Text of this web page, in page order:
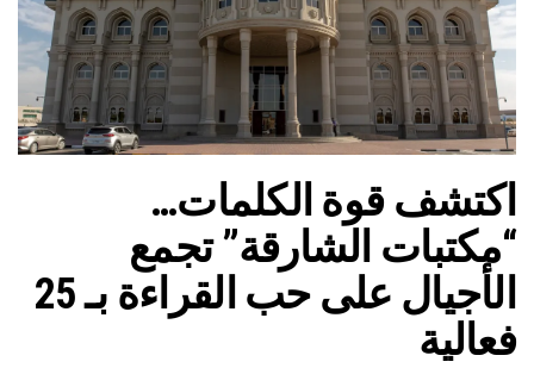
اكتشف قوة الكلمات…
“مكتبات الشارقة” تجمع
الأجيال على حب القراءة بـ 25
فعالية